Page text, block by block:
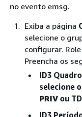
no evento emsg.
Exiba a página
selecione o
configurar.
Preencha os
ID3
selecione
PRIV ou
ID3